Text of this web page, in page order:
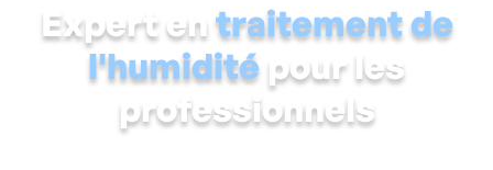
Expert en traitement de
l'humidité pour les
professionnels
Aqua Protect a de l'expérience dans le traitement de